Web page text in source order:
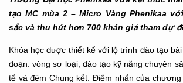
tạo MC mùa 2 – Micro Vàng Phenikaa
sắc và thu hút hơn 700 khán giả tham dự
Khóa học được thiết kế với lộ trình đào tạo
đoạn: vòng sơ loại, đào tạo kỹ năng chuyên
tế và đêm Chung kết. Điểm nhấn của